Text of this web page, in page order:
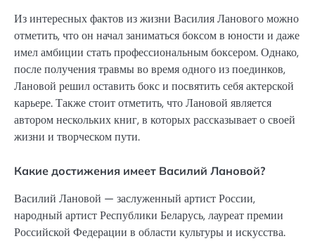
Из интересных фактов из жизни Василия Ланового можно
отметить, что он начал заниматься боксом в юности и даже
имел амбиции стать профессиональным боксером. Однако,
после получения травмы во время одного из поединков,
Лановой решил оставить бокс и посвятить себя актерской
карьере. Также стоит отметить, что Лановой является
автором нескольких книг, в которых рассказывает о своей
жизни и творческом пути.
Какие достижения имеет Василий Лановой?
Василий Лановой — заслуженный артист России,
народный артист Республики Беларусь, лауреат премии
Российской Федерации в области культуры и искусства.